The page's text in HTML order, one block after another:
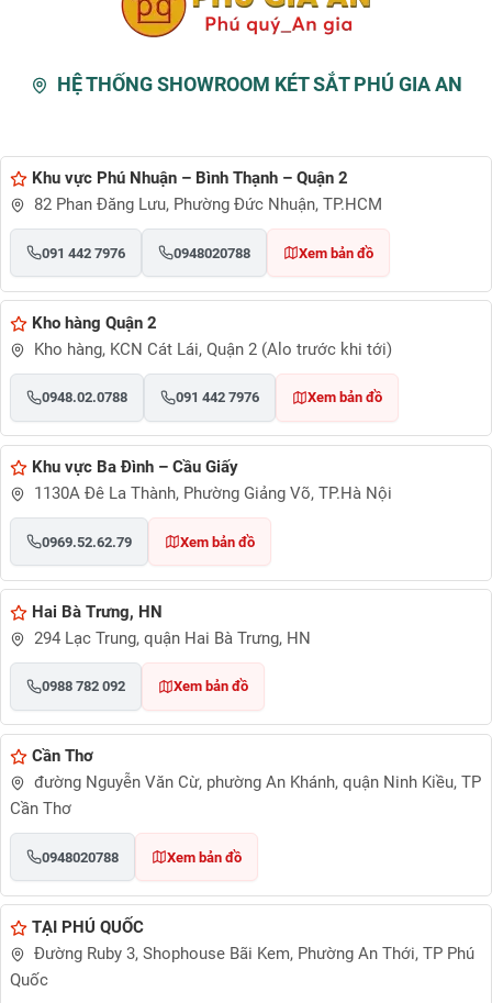
HỆ THỐNG SHOWROOM KÉT SẮT PHÚ GIA AN
Khu vực Phú Nhuận – Bình Thạnh – Quận 2
82 Phan Đăng Lưu, Phường Đức Nhuận, TP.HCM
091 442 7976 0948020788 Xem bản đồ
Kho hàng Quận 2
Kho hàng, KCN Cát Lái, Quận 2 (Alo trước khi tới)
0948.02.0788 091 442 7976 Xem bản đồ
Khu vực Ba Đình – Cầu Giấy
1130A Đê La Thành, Phường Giảng Võ, TP.Hà Nội
0969.52.62.79 Xem bản đồ
Hai Bà Trưng, HN
294 Lạc Trung, quận Hai Bà Trưng, HN
0988 782 092 Xem bản đồ
Cần Thơ
đường Nguyễn Văn Cừ, phường An Khánh, quận Ninh Kiều, TP
Cần Thơ
0948020788 Xem bản đồ
TẠI PHÚ QUỐC
Đường Ruby 3, Shophouse Bãi Kem, Phường An Thới, TP Phú
Quốc